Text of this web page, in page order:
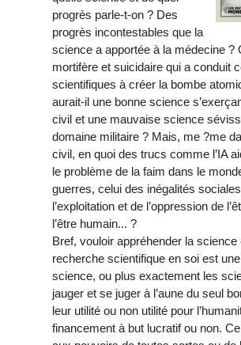
progrès parle-t-on ? Des
progrès incontestables que la
science a apportée à la médecine ?
mortifère et suicidaire qui a conduit
scientifiques à créer la bombe
aurait-il une bonne science
civil et une mauvaise science
domaine militaire ? Mais, me ?me
civil, en quoi des trucs comme l’IA
le problème de la faim dans le
guerres, celui des inégalités
l’exploitation et de l’oppression de
l’être humain... ?
Bref, vouloir appréhender la science
recherche scientifique en soi est
science, ou plus exactement les
jauger et se juger à l’aune du seul
leur utilité ou non utilité pour
financement à but lucratif ou non.